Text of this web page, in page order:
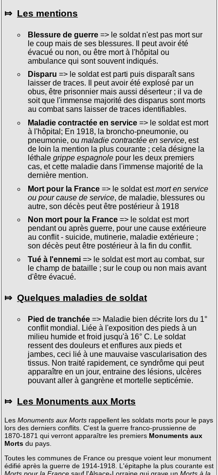
⤇ Les mentions
Blessure de guerre=> le soldat n'est pas mort sur
le coup mais de ses blessures. Il peut avoir été
évacué ou non, ou être mort à l'hôpital ou
ambulance qui sont souvent indiqués.
Disparu => le soldat est parti puis disparaît sans
laisser de traces. Il peut avoir été explosé par un
obus, être prisonnier mais aussi déserteur ; il va de
soit que l'immense majorité des disparus sont morts
au combat sans laisser de traces identifiables.
Maladie contractée en service=> le soldat est mort
à l'hôpital; En 1918, la broncho-pneumonie, ou
pneumonie, ou maladie contractée en service, est
de loin la mention la plus courante ; cela désigne la
léthale grippe espagnolepour les deux premiers
cas, et cette maladie dans l'immense majorité de la
dernière mention.
Mort pour la France=> le soldat estmort en service
ou pour cause de service, de maladie, blessures ou
autre, son décès peut être postérieur à 1918
Non mort pour la France=> le soldat est mort
pendant ou après guerre, pour une cause extérieure
au conflit - suicide, mutinerie, maladie extérieure ;
son décès peut être postérieur à la fin du conflit.
Tué à l'ennemi=> le soldat est mort au combat, sur
le champ de bataille ; sur le coup ou non mais avant
d'être évacué.
⤇ Quelques maladies de soldat
Pied de tranchée=> Maladie bien décrite lors du 1°
conflit mondial. Liée à l'exposition des pieds à un
milieu humide et froid jusqu'à 16° C. Le soldat
ressent des douleurs et enflures aux pieds et
jambes, ceci lié à une mauvaise vascularisation des
tissus. Non traité rapidement, ce syndrôme qui peut
apparaître en un jour, entraine des lésions, ulcères
pouvant aller à gangrène et mortelle septicémie.
⤇ Les Monuments aux Morts
Les Monuments aux Mortsrappellent les soldats morts pour le pays
lors des derniers conflits. C'est la guerre franco-prussienne de
1870-1871 qui verront apparaître les premiers Monuments aux
Mortsdu pays.
Toutes les communes de France ou presque voient leur monument
édifié après la guerre de 1914-1918. L'épitaphe la plus courante est